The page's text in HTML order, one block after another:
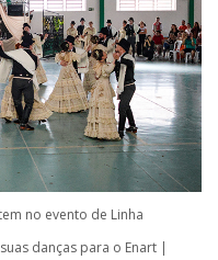
no evento de Linha
danças para o Enart |